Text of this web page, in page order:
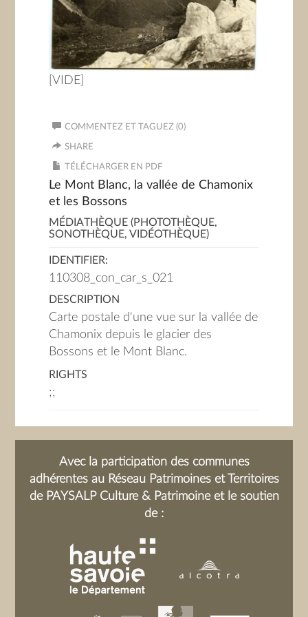
[VIDE]
COMMENTEZ ET TAGUEZ (0)
SHARE
TÉLÉCHARGER EN PDF
Le Mont Blanc, la vallée de Chamonix
et les Bossons
MÉDIATHÈQUE (PHOTOTHÈQUE,
SONOTHÈQUE, VIDÉOTHÈQUE)
IDENTIFIER:
110308_con_car_s_021
DESCRIPTION
Carte postale d'une vue sur la vallée de
Chamonix depuis le glacier des
Bossons et le Mont Blanc.
RIGHTS
;;
Avec la participation des communes
adhérentes au Réseau Patrimoines et Territoires
de PAYSALP Culture & Patrimoine et le soutien
de :